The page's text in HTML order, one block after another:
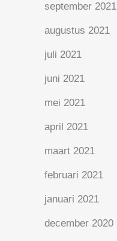
september 2021
augustus 2021
juli 2021
juni 2021
mei 2021
april 2021
maart 2021
februari 2021
januari 2021
december 2020